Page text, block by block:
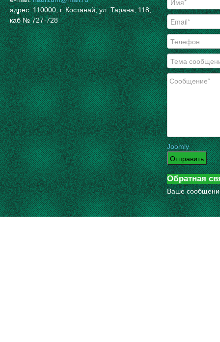
адрес: 110000, г. Костанай, ул. Тарана, 118,
каб № 727-728
Joomly
Отправить
Обратная
Ваше